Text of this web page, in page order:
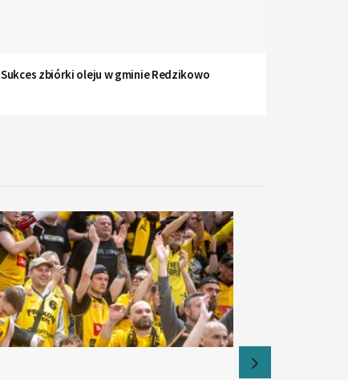
Sukces zbiórki oleju w gminie Redzikowo